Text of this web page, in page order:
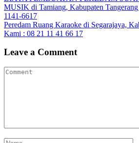
MUSIK di Tamiang, Kabupaten
1141-6617
Peredam Ruang Karaoke di Segarajaya,
Kami : 08 21 11 41 66 17
Leave a Comment